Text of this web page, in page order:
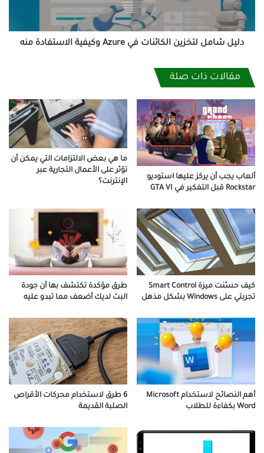
وكيفية
الاستفادة
منه
دليل شامل لتخزين الكائنات في Azure وكيفية الاستفادة منه
مقالات ذات صلة
ألعاب يجب أن يركز عليها استوديو
Rockstar قبل التفكير في GTA VI
ما هي بعض الالتزامات التي يمكن أن
تؤثر على الأعمال التجارية عبر
الإنترنت؟
كيف حسّنت ميزة Smart Control
تجربتي على Windows بشكل مذهل
طرق مؤكدة تكتشف بها أن جودة
البث لديك أضعف مما تبدو عليه
أهم النصائح لاستخدام Microsoft
Word بكفاءة للطلاب
6 طرق لاستخدام محركات الأقراص
الصلبة القديمة